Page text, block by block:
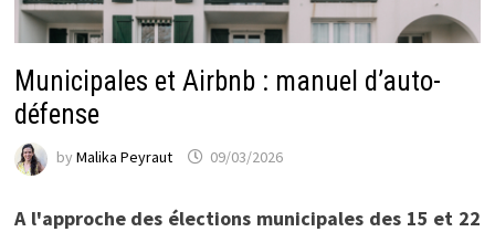
Municipales et Airbnb : manuel d’auto-
défense
by Malika Peyraut 09/03/2026
A l'approche des élections municipales des 15 et 22